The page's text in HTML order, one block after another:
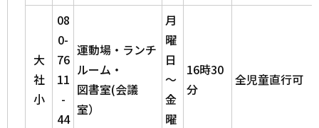
大
社
小
08
0-
76
11
-
44
運動場・ランチ
ルーム・
図書室(会議
室）
月
曜
日
～
金
曜
16時30
分
全児童直行可